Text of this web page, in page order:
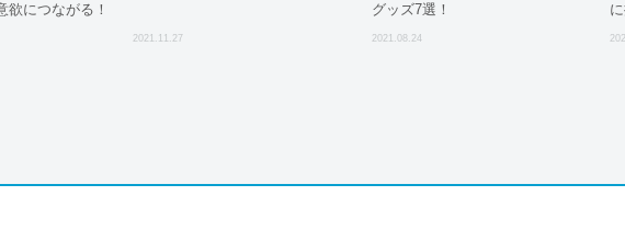
欲につながる！
2021.11.27
グッズ7選！
2021.08.24